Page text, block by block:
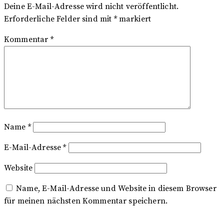
Deine E-Mail-Adresse wird nicht veröffentlicht.
Erforderliche Felder sind mit *markiert
Kommentar *
Name *
E-Mail-Adresse*
Website
Name, E-Mail-Adresse und Website in diesem Browser
für meinen nächsten Kommentar speichern.